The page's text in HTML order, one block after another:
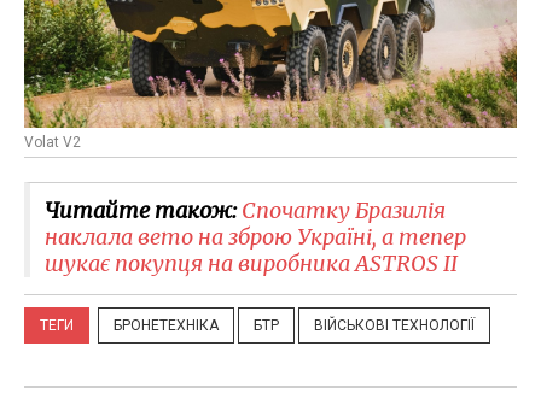
Volat V2
Читайте також:Спочатку Бразилія
наклала вето на зброю Україні, а тепер
шукає покупця на виробника ASTROS II
ТЕГИ БРОНЕТЕХНІКА БТР ВІЙСЬКОВІ ТЕХНОЛОГІЇ